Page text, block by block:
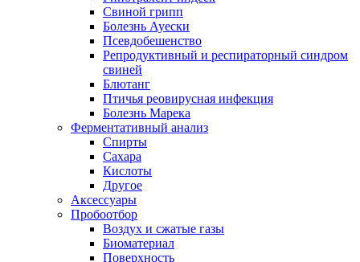
Свиной грипп
Болезнь Ауески
Псевдобешенство
Репродуктивный и респираторный синдром
свиней
Блютанг
Птичья реовирусная инфекция
Болезнь Марека
Ферментативный анализ
Спирты
Сахара
Кислоты
Другое
Аксессуары
Пробоотбор
Воздух и сжатые газы
Биоматериал
Поверхность